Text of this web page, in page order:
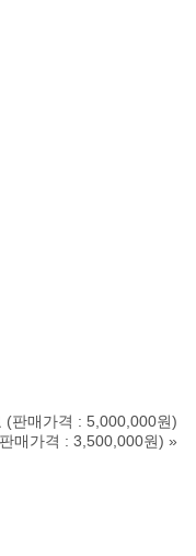
(판매가격 : 5,000,000원)
매가격 : 3,500,000원) »